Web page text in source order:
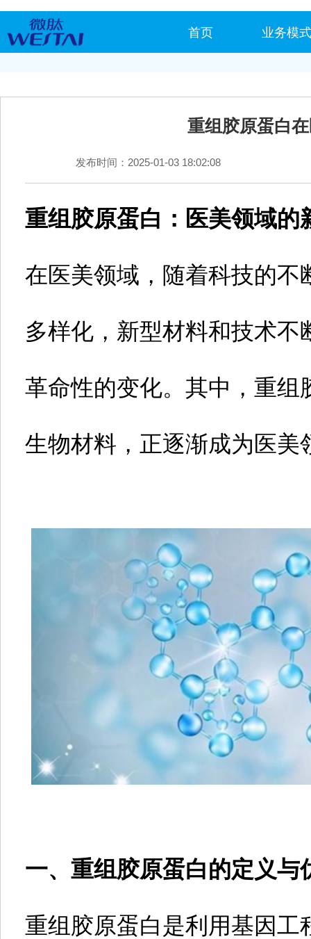
首页 业务模式
重组胶原蛋白
发布时间：2025-01-03 18:02:08
重组胶原蛋白：医美领域的
在医美领域，随着科技的
多样化，新型材料和技术
革命性的变化。其中，重
生物材料，正逐渐成为医美
一、重组胶原蛋白的定义与
重组胶原蛋白是利用基因